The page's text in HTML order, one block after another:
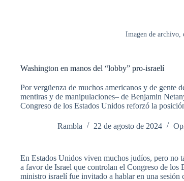
Imagen de archivo,
Washington en manos del “lobby” pro-israelí
Por vergüenza de muchos americanos y de gente
mentiras y de manipulaciones– de Benjamin
Congreso de los Estados Unidos reforzó la
Rambla 22 de agosto de 2024
En Estados Unidos viven muchos judíos, pero no
a favor de Israel que controlan el Congreso de los
ministro israelí fue invitado a hablar en una sesión